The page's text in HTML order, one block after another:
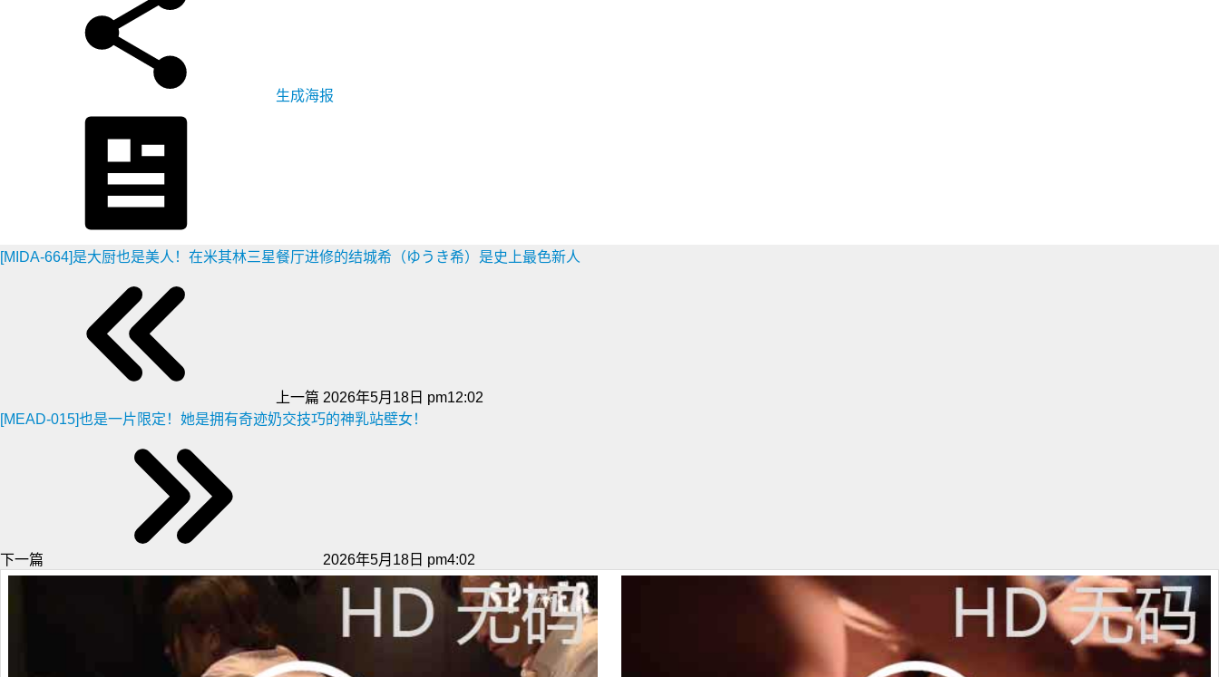
生成海报
[MIDA-664]是大厨也是美人！在米其林三星餐厅进修的结城希（ゆうき希）是史上最色新人
上一篇 2026年5月18日 pm12:02
[MEAD-015]也是一片限定！她是拥有奇迹奶交技巧的神乳站壁女！
下一篇 2026年5月18日 pm4:02